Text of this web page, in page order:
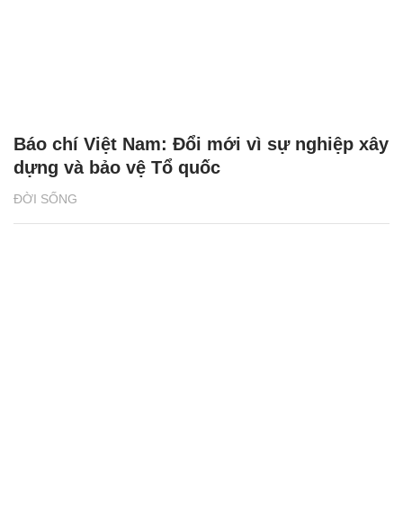
ĐỜI SỐNG
Báo chí Việt Nam: Đổi mới vì sự nghiệp xây
dựng và bảo vệ Tổ quốc